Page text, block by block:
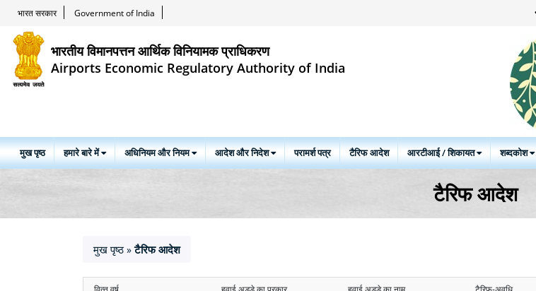
भारत सरकार Government of India
भारतीय विमानपत्तन आर्थिक विनियामक प्राधिकरण
Airports Economic Regulatory Authority of India
मुख पृष्ठ हमारे बारे में अधिनियम और नियम आदेश और निदेश परामर्श पत्र टैरिफ आदेश आरटीआई / शिकायत शब्दकोश
टैरिफ आदेश
मुख पृष्ठ » टैरिफ आदेश